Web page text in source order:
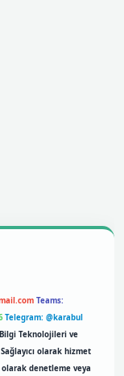
Teams:
Telegram: @karabul
Bilgi Teknolojileri ve
olarak hizmet
denetleme veya